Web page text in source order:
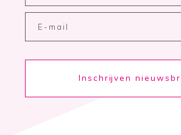
Inschrijven